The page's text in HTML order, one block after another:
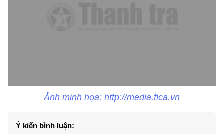
Ảnh minh họa: http://media.fica.vn
Ý kiến bình luận: